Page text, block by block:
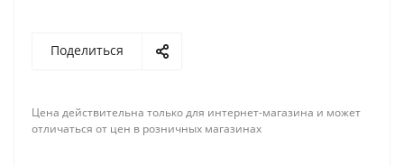
Поделиться
Цена действительна только для интернет-магазина и может
отличаться от цен в розничных магазинах